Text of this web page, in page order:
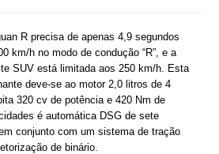
R precisa de apenas 4,9 segundos
km/h no modo de condução “R”, e a
SUV está limitada aos 250 km/h. Esta
deve-se ao motor 2,0 litros de 4
320 cv de potência e 420 Nm de
é automática DSG de sete
conjunto com um sistema de tração
de binário.